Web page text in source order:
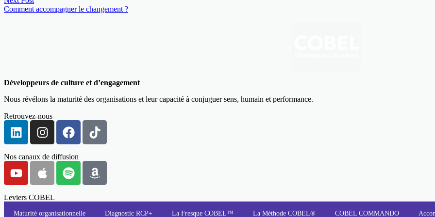
Comment accompagner le changement ?
Développeurs de culture et d’engagement
Nous révélons la maturité des organisations et leur capacité à conjuguer sens, humain et performance.
Retrouvez-nous
Nos canaux de diffusion
Leviers COBEL
Maturité organisationnelle Diagnostic RCP+ La Fresque COBEL™ La Méthode COBEL® COBEL COMMANDO